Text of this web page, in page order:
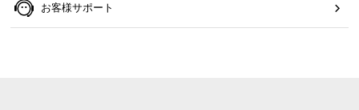
お客様サポート